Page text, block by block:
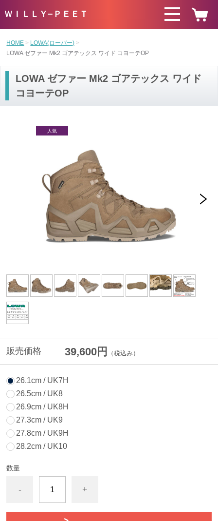
ＷＩＬＬＹ−ＰＥＥＴ
HOME
LOWA(ローバー)
LOWA ゼファー Mk2 ゴアテックス ワイド コヨーテOP
LOWA ゼファー Mk2 ゴアテックス ワイド
コヨーテOP
販売価格 39,600円 （税込み）
26.1cm / UK7H
26.5cm / UK8
26.9cm / UK8H
27.3cm / UK9
27.8cm / UK9H
28.2cm / UK10
数量
- +